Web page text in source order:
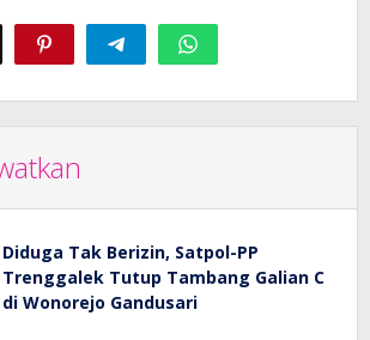
Diduga Tak Berizin, Satpol-PP
Trenggalek Tutup Tambang Galian C
di Wonorejo Gandusari